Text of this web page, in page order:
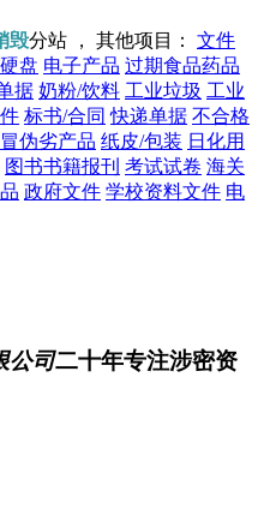
毁分站 ， 其他项目： 文件
盘 电子产品 过期食品药品
据 奶粉/饮料 工业垃圾 工业
标书/合同 快递单据 不合格
伪劣产品 纸皮/包装 日化用
图书书籍报刊 考试试卷 海关
政府文件 学校资料文件 电
公司二十年专注涉密资